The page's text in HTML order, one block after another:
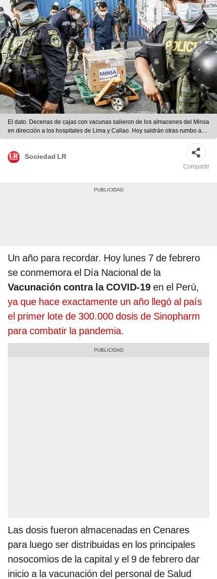
El dato. Decenas de cajas con vacunas salieron de los almacenes del Minsa
en dirección a los hospitales de Lima y Callao. Hoy saldrán otras rumbo a
las regiones más críticas. Foto: Aldair Mejía / La República
Sociedad LR
Compartir
Un año para recordar. Hoy lunes 7 de febrero
se conmemora el Día Nacional de la
Vacunación contra la COVID-19 en el Perú,
ya que hace exactamente un año llegó al país
el primer lote de 300.000 dosis de Sinopharm
para combatir la pandemia.
Las dosis fueron almacenadas en Cenares
para luego ser distribuidas en los principales
nosocomios de la capital y el 9 de febrero dar
inicio a la vacunación del personal de Salud